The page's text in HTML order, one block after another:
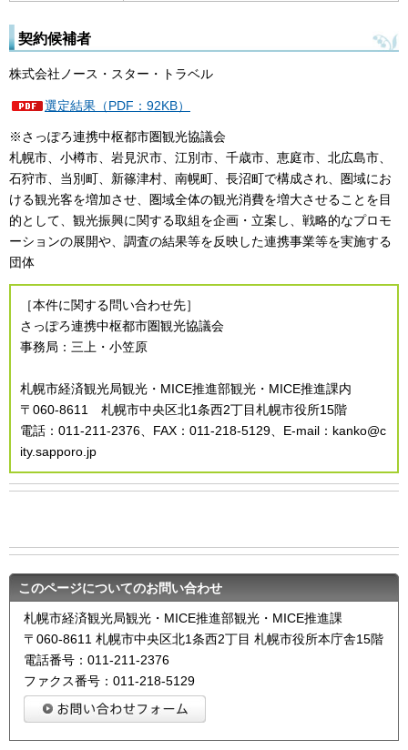
契約候補者
株式会社ノース・スター・トラベル
選定結果（PDF：92KB）
※さっぽろ連携中枢都市圏観光協議会
札幌市、小樽市、岩見沢市、江別市、千歳市、恵庭市、北広島市、
石狩市、当別町、新篠津村、南幌町、長沼町で構成され、圏域にお
ける観光客を増加させ、圏域全体の観光消費を増大させることを目
的として、観光振興に関する取組を企画・立案し、戦略的なプロモ
ーションの展開や、調査の結果等を反映した連携事業等を実施する
団体
［本件に関する問い合わせ先］
さっぽろ連携中枢都市圏観光協議会
事務局：三上・小笠原
札幌市経済観光局観光・MICE推進部観光・MICE推進課内
〒060-8611 札幌市中央区北1条西2丁目札幌市役所15階
電話：011-211-2376、FAX：011-218-5129、E-mail：kanko@c
ity.sapporo.jp
このページについてのお問い合わせ
札幌市経済観光局観光・MICE推進部観光・MICE推進課
〒060-8611 札幌市中央区北1条西2丁目 札幌市役所本庁舎15階
電話番号：011-211-2376
ファクス番号：011-218-5129